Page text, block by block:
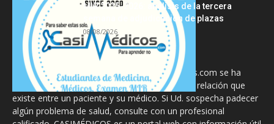
MIR 2025-2026: análisis de la tercera
semana de adjudicación de plazas
08/08/2026
La información proporcionada en CasiMedicos.com se ha
diseñado para complementar, no substituir, la relación que
existe entre un paciente y su médico. Si Ud. sospecha padecer
algún problema de salud, consulte con un profesional